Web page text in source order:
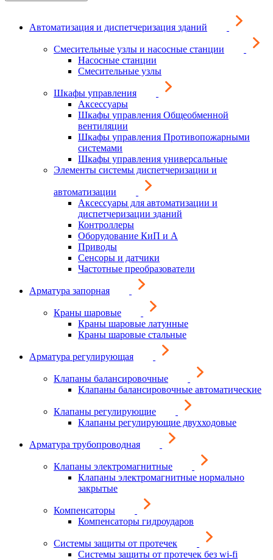
Автоматизация и диспетчеризация зданий
Смесительные узлы и насосные станции
Насосные станции
Смесительные узлы
Шкафы управления
Аксессуары
Шкафы управления Общеобменной
вентиляции
Шкафы управления Противопожарными
системами
Шкафы управления универсальные
Элементы системы диспетчеризации и
автоматизации
Аксессуары для автоматизации и
диспетчеризации зданий
Контроллеры
Оборудование КиП и А
Приводы
Сенсоры и датчики
Частотные преобразователи
Арматура запорная
Краны шаровые
Краны шаровые латунные
Краны шаровые стальные
Арматура регулирующая
Клапаны балансировочные
Клапаны балансировочные автоматические
Клапаны регулирующие
Клапаны регулирующие двухходовые
Арматура трубопроводная
Клапаны электромагнитные
Клапаны электромагнитные нормально
закрытые
Компенсаторы
Компенсаторы гидроударов
Системы защиты от протечек
Системы защиты от протечек без wi-fi